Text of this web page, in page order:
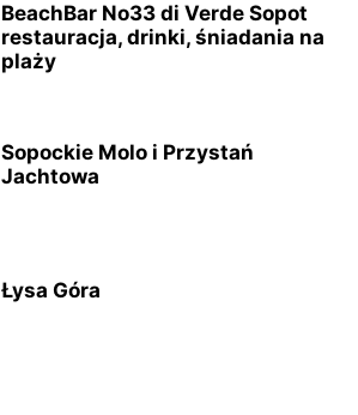
BeachBar No33 di Verde Sopot
restauracja, drinki, śniadania na
plaży
Sopockie Molo i Przystań
Jachtowa
Łysa Góra